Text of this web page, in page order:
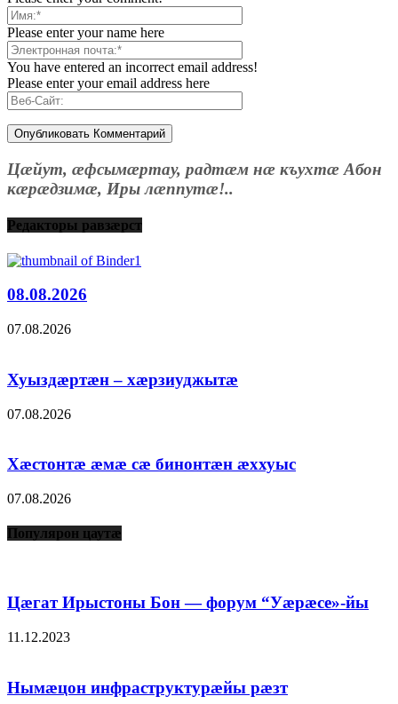
Please enter your name here
You have entered an incorrect email address!
Please enter your email address here
Цæйут, æфсымæртау, радтæм нæ къухтæ Абон
кæрæдзимæ, Иры лæппутæ!..
Редакторы равзæрст
08.08.2026
07.08.2026
Хуыздæртæн – хæрзиуджытæ
07.08.2026
Хæстонтæ æмæ сæ бинонтæн æххуыс
07.08.2026
Популярон цаутæ
Цæгат Ирыстоны Бон — форум “Уæрæсе»-йы
11.12.2023
Нымæцон инфраструктурæйы рæзт